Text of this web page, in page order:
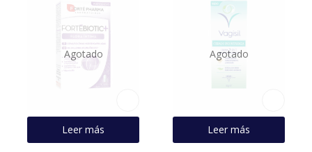
Agotado
Leer más
Agotado
Leer más